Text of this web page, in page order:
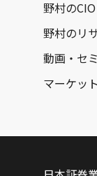
野村のCIO
野村のリ
動画・セ
マーケッ